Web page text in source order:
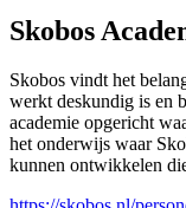
Skobos
Skobos vindt het
werkt deskundig is en
academie opgericht
het onderwijs waar
kunnen ontwikkelen